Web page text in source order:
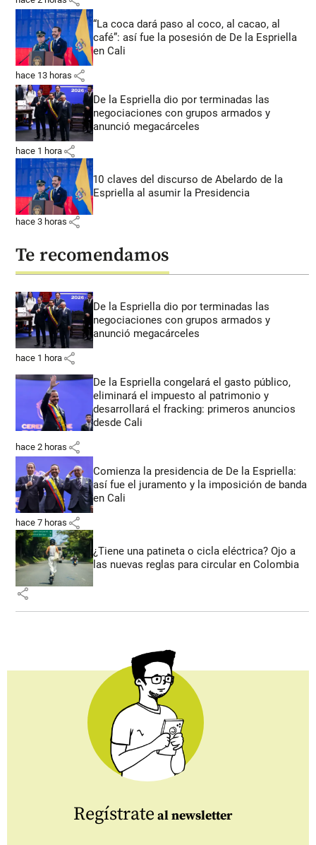
“La coca dará paso al coco, al cacao, al
café”: así fue la posesión de De la Espriella
en Cali
hace 13 horas share
De la Espriella dio por terminadas las
negociaciones con grupos armados y
anunció megacárceles
hace 1 hora share
10 claves del discurso de Abelardo de la
Espriella al asumir la Presidencia
hace 3 horas share
Te recomendamos
De la Espriella dio por terminadas las
negociaciones con grupos armados y
anunció megacárceles
hace 1 hora share
De la Espriella congelará el gasto público,
eliminará el impuesto al patrimonio y
desarrollará el fracking: primeros anuncios
desde Cali
hace 2 horas share
Comienza la presidencia de De la Espriella:
así fue el juramento y la imposición de banda
en Cali
hace 7 horas share
¿Tiene una patineta o cicla eléctrica? Ojo a
las nuevas reglas para circular en Colombia
share
Regístrate al newsletter